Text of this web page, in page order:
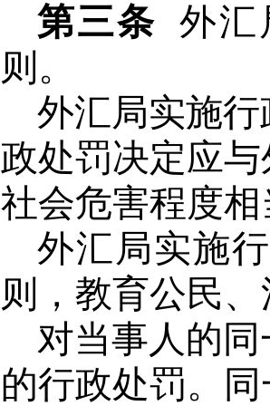
第三条 外汇
则。
外汇局实施
政处罚决定应
社会危害程度
外汇局实施
则，教育公民
对当事人的
的行政处罚。